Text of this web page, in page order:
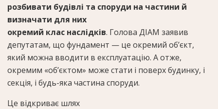
розбивати будівлі та споруди на частини й
визначати для них
окремий клас наслідків. Голова ДІАМ заявив
депутатам, що фундамент — це окремий об’єкт,
який можна вводити в експлуатацію. А отже,
окремим «об’єктом» може стати і поверх будинку, і
секція, і будь-яка частина споруди.
Це відкриває шлях